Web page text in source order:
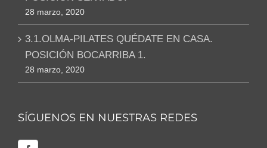
28 marzo, 2020
3.1.OLMA-PILATES QUÉDATE EN CASA.
POSICIÓN BOCARRIBA 1.
28 marzo, 2020
SÍGUENOS EN NUESTRAS REDES